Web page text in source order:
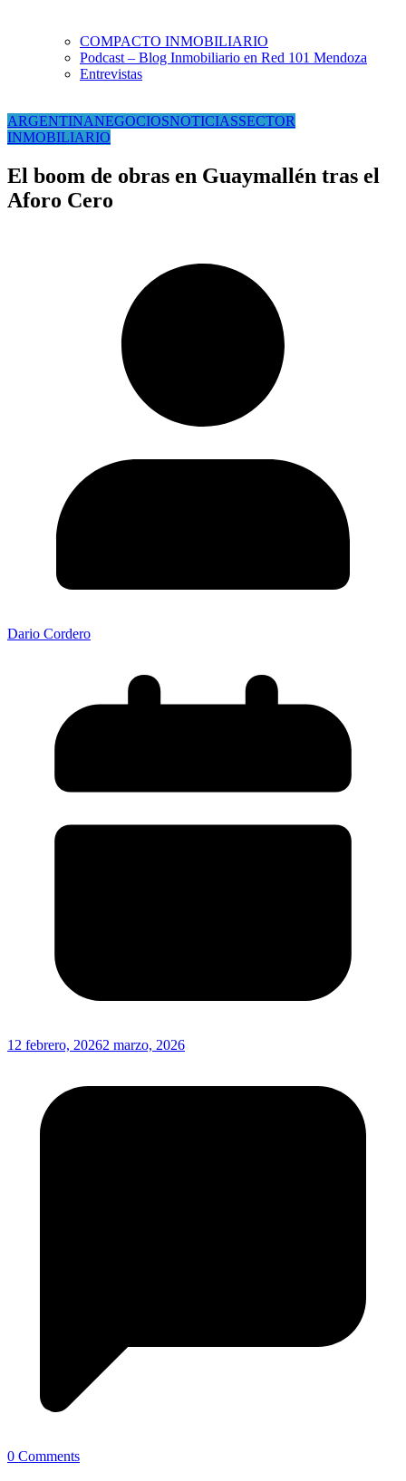
COMPACTO INMOBILIARIO
Podcast – Blog Inmobiliario en Red 101 Mendoza
Entrevistas
ARGENTINANEGOCIOSNOTICIASSECTOR
INMOBILIARIO
El boom de obras en Guaymallén tras el
Aforo Cero
Dario Cordero
12 febrero, 20262 marzo, 2026
0 Comments